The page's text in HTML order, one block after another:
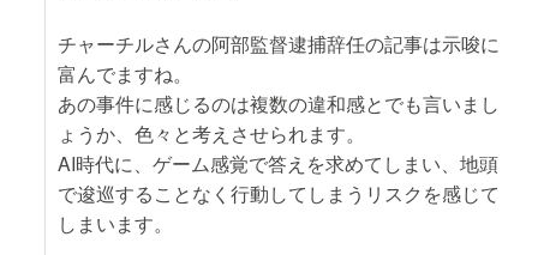
チャーチルさんの阿部監督逮捕辞任の記事は示唆に
富んでますね。
あの事件に感じるのは複数の違和感とでも言いまし
ょうか、色々と考えさせられます。
AI時代に、ゲーム感覚で答えを求めてしまい、地頭
で逡巡することなく行動してしまうリスクを感じて
しまいます。